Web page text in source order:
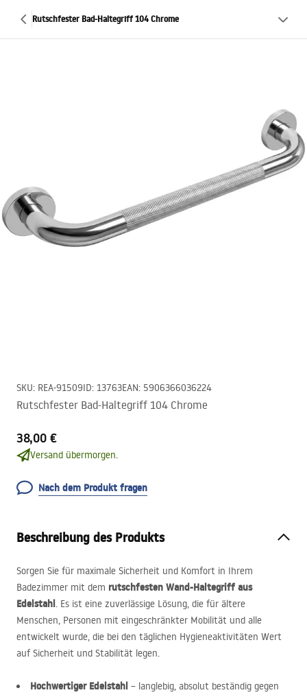
Rutschfester Bad-Haltegriff 104 Chrome
SKU: REA-91509ID: 13763EAN: 5906366036224
Rutschfester Bad-Haltegriff 104 Chrome
38,00 €
Versand übermorgen.
Nach dem Produkt fragen
Beschreibung des Produkts
Sorgen Sie für maximale Sicherheit und Komfort in Ihrem
Badezimmer mit dem rutschfesten Wand-Haltegriff aus
Edelstahl. Es ist eine zuverlässige Lösung, die für ältere
Menschen, Personen mit eingeschränkter Mobilität und alle
entwickelt wurde, die bei den täglichen Hygieneaktivitäten Wert
auf Sicherheit und Stabilität legen.
Hochwertiger Edelstahl – langlebig, absolut beständig gegen